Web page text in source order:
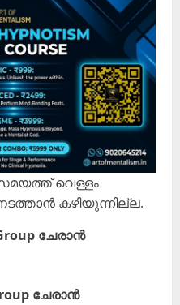
സമയത്ത് വെള്ളം
കഴിയുന്നില്ല.
ചേരാൻ
ചേരാൻ